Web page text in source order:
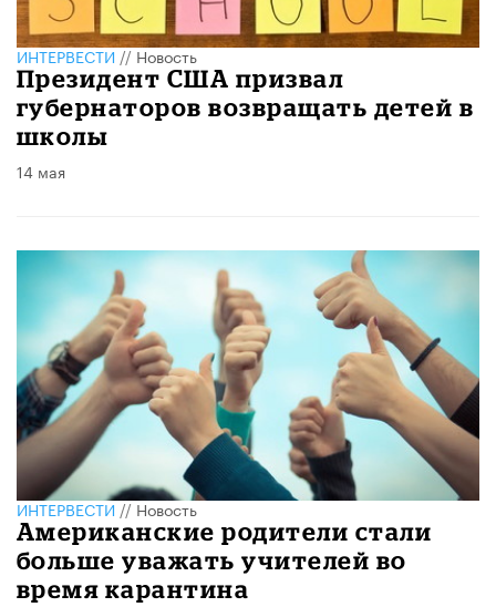
ИНТЕРВЕСТИ//Новость
Президент США призвал
губернаторов возвращать детей в
школы
14 мая
ИНТЕРВЕСТИ//Новость
Американские родители стали
больше уважать учителей во
время карантина